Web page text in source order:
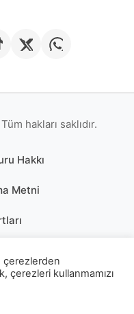
hakları saklıdır.
Hakkı
Metni
çerezlerden
çerezleri kullanmamızı